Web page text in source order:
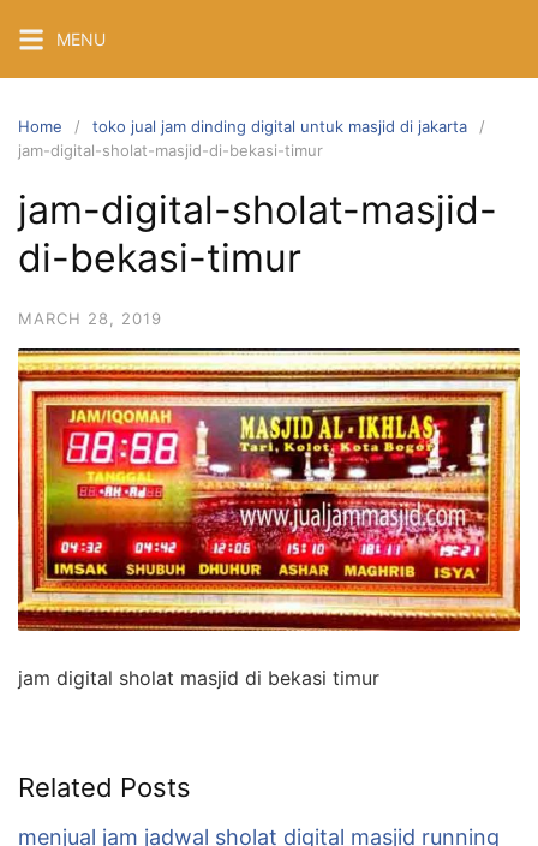
content
MENU
Home
toko jual jam dinding digital untuk masjid di jakarta
jam-digital-sholat-masjid-di-bekasi-timur
jam-digital-sholat-masjid-
di-bekasi-timur
MARCH 28, 2019
jam digital sholat masjid di bekasi timur
Related Posts
menjual jam jadwal sholat digital masjid running